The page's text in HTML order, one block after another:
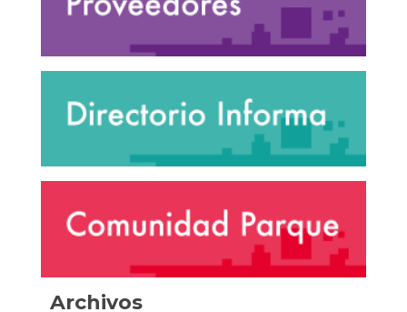
Archivos